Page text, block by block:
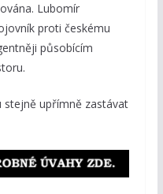
Lubomír
proti českému
působícím
stejně upřímně zastávat